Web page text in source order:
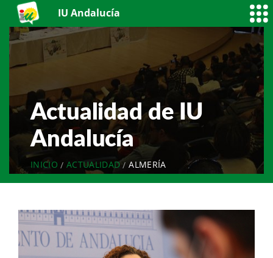
IU Andalucía
Actualidad de IU
Andalucía
INICIO ACTUALIDAD ALMERÍA